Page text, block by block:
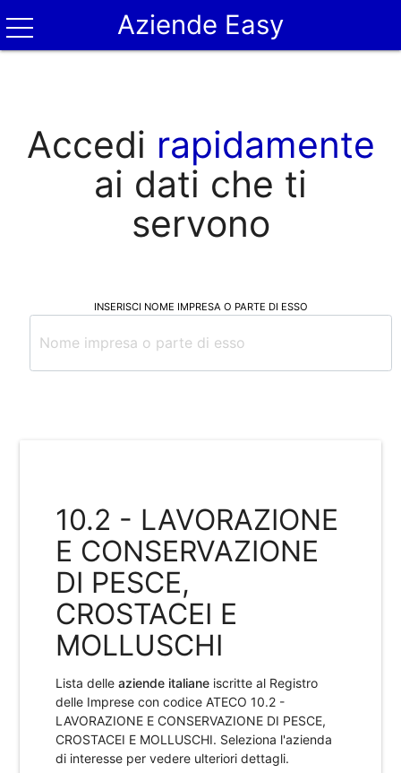
Aziende Easy
Accedi rapidamente
ai dati che ti
servono
INSERISCI NOME IMPRESA O PARTE DI ESSO
10.2 - LAVORAZIONE
E CONSERVAZIONE
DI PESCE,
CROSTACEI E
MOLLUSCHI
Lista delleaziende italiane iscritte al Registro
delle Imprese con codice ATECO10.2 -
LAVORAZIONE E CONSERVAZIONE DI PESCE,
CROSTACEI E MOLLUSCHI. Seleziona l'azienda
di interesse per vedere ulteriori dettagli.